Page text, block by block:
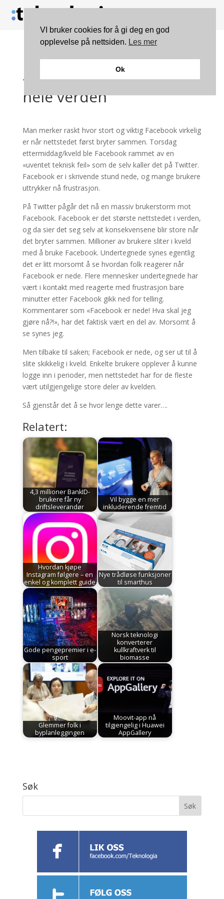
Facebook nede –
frustrerte brukere over
hele verden
Man merker raskt hvor stort og viktig Facebook virkelig
er når nettstedet først bryter sammen. Torsdag
ettermiddag/kveld ble Facebook rammet av en
«uventet teknisk feil» som de selv kaller det på Twitter.
Facebook er i skrivende stund nede, og mange brukere
uttrykker nå frustrasjon.
På Twitter pågår det nå en massiv brukerstorm mot
Facebook. Facebook er det største nettstedet i verden,
og da sier det seg selv at konsekvensene blir store når
det bryter sammen. Millioner av brukere sliter i kveld
med å bruke Facebook. Undertegnede synes egentlig
det er litt morsomt å se hvordan folk reagerer når
Facebook er nede. Flere mennesker undertegnede har
vært i kontakt med reagerte med frustrasjon bare
minutter etter Facebook gikk ned for telling.
Kommentarer som «Facebook er nede! Hva skal jeg
gjøre nå?!», har det faktisk vært en del av. Morsomt å
se synes jeg.
Men tilbake til saken; Facebook er nede, og ser ut til å
slite skikkelig i kveld. Enkelte brukere opplever å kunne
logge inn i perioder, men nettstedet har for de fleste
vært utilgjengelige store deler av kvelden.
Så gjenstår det å se hvor lenge dette varer….
Relatert:
4,3 millioner BankID-
brukere får ny
driftsleverandør
Vil bygge en mer
inkluderende fremtid
Hvordan kjøpe
Instagram følgere – en
enkel og komplett guide
Nye trådløse funksjoner
til smarthus
Gode pengepremier i e-
sport
Norsk teknologi
konverterer
kullkraftverk til
biomasse
Glemmer folk i
byplanleggingen
Moovit-app nå
tilgjengelig i Huawei
AppGallery
Søk
VI bruker cookies for å gi deg en god
opplevelse på nettsiden. Les mer
Ok